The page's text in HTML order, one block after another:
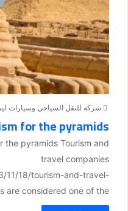
شركة للنقل السياحي وسيارات
for the pyramids
the pyramids Tourism and
travel companies
11/18/tourism-and-travel-
considered one of the...